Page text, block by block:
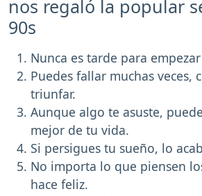
nos regaló la popular
90s
Nunca es tarde para
Puedes fallar muchas veces,
triunfar.
Aunque algo te asuste,
mejor de tu vida.
Si persigues tu sueño, lo
No importa lo que piensen
hace feliz.